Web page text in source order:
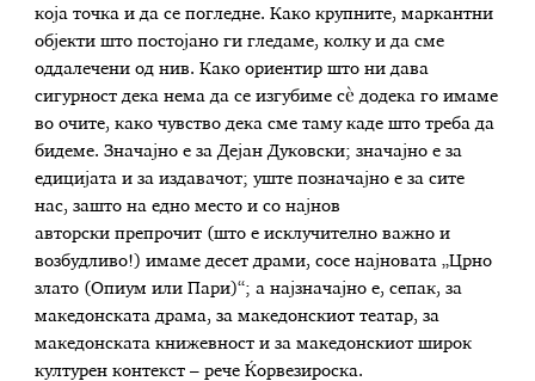
која точка и да се погледне. Како крупните, маркантни
објекти што постојано ги гледаме, колку и да сме
оддалечени од нив. Како ориентир што ни дава
сигурност дека нема да се изгубиме сè додека го имаме
во очите, како чувство дека сме таму каде што треба да
бидеме. Значајно е за Дејан Дуковски; значајно е за
едицијата и за издавачот; уште позначајно е за сите
нас, зашто на едно место и со најнов
авторски препрочит (што е исклучително важно и
возбудливо!) имаме десет драми, сосе најновата „Црно
злато (Опиум или Пари)“; а најзначајно е, сепак, за
македонската драма, за македонскиот театар, за
македонската книжевност и за македонскиот широк
културен контекст – рече Ќорвезироска.